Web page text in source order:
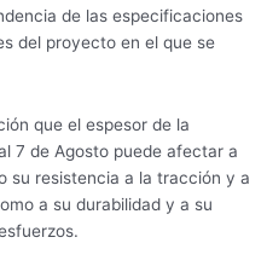
de las especificaciones
del proyecto en el que se
que el espesor de la
7 de Agosto puede afectar a
su resistencia a la tracción y a
a su durabilidad y a su